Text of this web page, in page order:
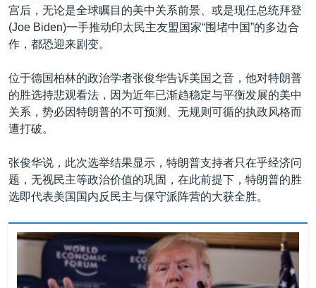
宫后，无论是全球瞩目的美中关系前景、或是现任总统拜登
(Joe Biden)一手推动印太民主友盟国家“围堵中国”的多边合
作，都恐迎来剧变。
位于德国柏林的政治学者张俊华告诉美国之音，他对特朗普
的胜选持悲观看法，因为近年已渐趋稳定与平衡发展的美中
关系，势必因特朗普的不可预测、无规则可循的执政风格而
遭打破。
张俊华说，此次选举结果显示，特朗普支持者只在乎经济问
题，无视民主等政治价值的巩固，在此前提下，特朗普的胜
选即代表美国国内反民主与保守派阵营的大获全胜。